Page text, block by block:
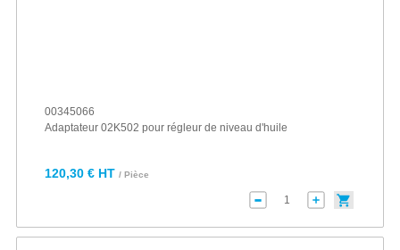
00345066
Adaptateur 02K502 pour régleur de niveau d'huile
120,30 € HT / Pièce